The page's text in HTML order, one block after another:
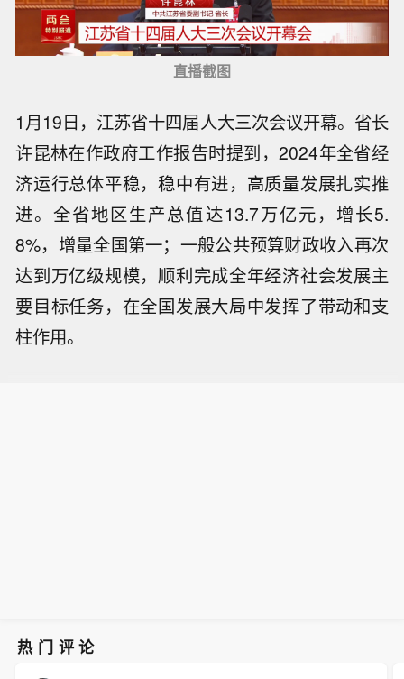
直播截图
1月19日，江苏省十四届人大三次会议开幕。省长
许昆林在作政府工作报告时提到，2024年全省经
济运行总体平稳，稳中有进，高质量发展扎实推
进。全省地区生产总值达13.7万亿元，增长5.
8%，增量全国第一；一般公共预算财政收入再次
达到万亿级规模，顺利完成全年经济社会发展主
要目标任务，在全国发展大局中发挥了带动和支
柱作用。
热门评论